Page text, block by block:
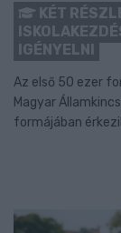
KÉT
IGÉNYELNI
Az első 50 ezer
Magyar
formájában